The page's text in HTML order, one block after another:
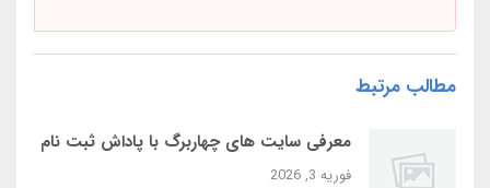
مطالب مرتبط
معرفی سایت‌ های چهاربرگ با پاداش ثبت‌ نام
فوریه 3, 2026